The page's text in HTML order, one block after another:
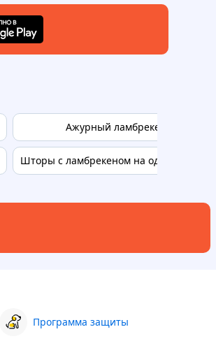
Ажурный ламбрекен
Шторы с ламбрекеном на одну сторону
Программа защиты